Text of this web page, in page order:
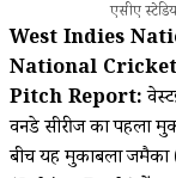
एसीए
West Indies
National
Pitch Report:
वनडे सीरीज का पहला
बीच यह मुकाबला जमैका